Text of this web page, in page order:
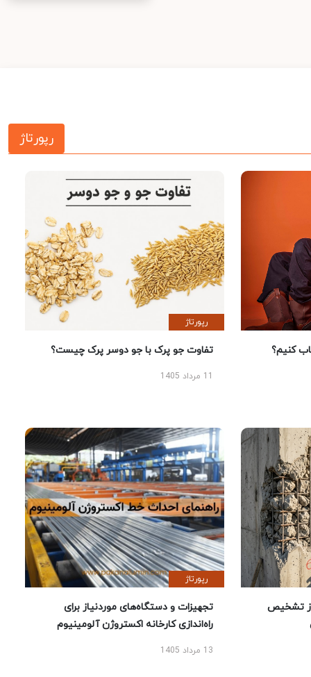
رپورتاژ
کنیم؟
رپورتاژ
تفاوت جو پرک با جو دوسر پرک چیست؟
تشخیص
رپورتاژ
تجهیزات و دستگاه‌های موردنیاز برای
راه‌اندازی کارخانه اکستروژن آلومینیوم
13 مرداد 1405